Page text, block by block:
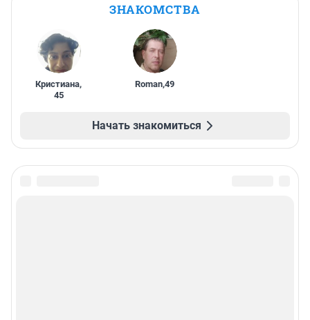
ЗНАКОМСТВА
Кристиана,
45
Roman,49
Начать знакомиться